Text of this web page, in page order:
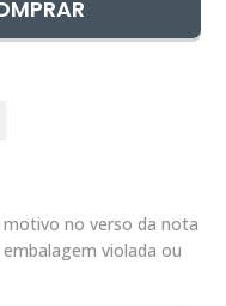
no verso da nota
violada ou